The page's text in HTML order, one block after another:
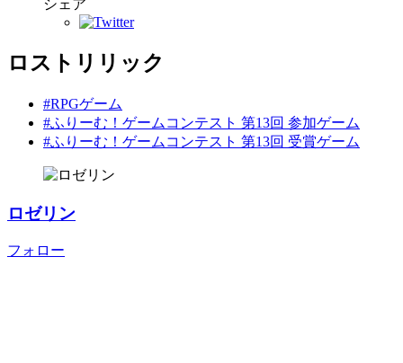
シェア
ロストリリック
#RPGゲーム
#ふりーむ！ゲームコンテスト 第13回 参加ゲーム
#ふりーむ！ゲームコンテスト 第13回 受賞ゲーム
ロゼリン
フォロー